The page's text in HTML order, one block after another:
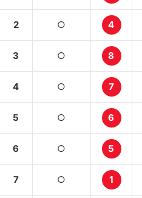
2 ○ 4
3 ○ 8
4 ○ 7
5 ○ 6
6 ○ 5
7 ○ 1